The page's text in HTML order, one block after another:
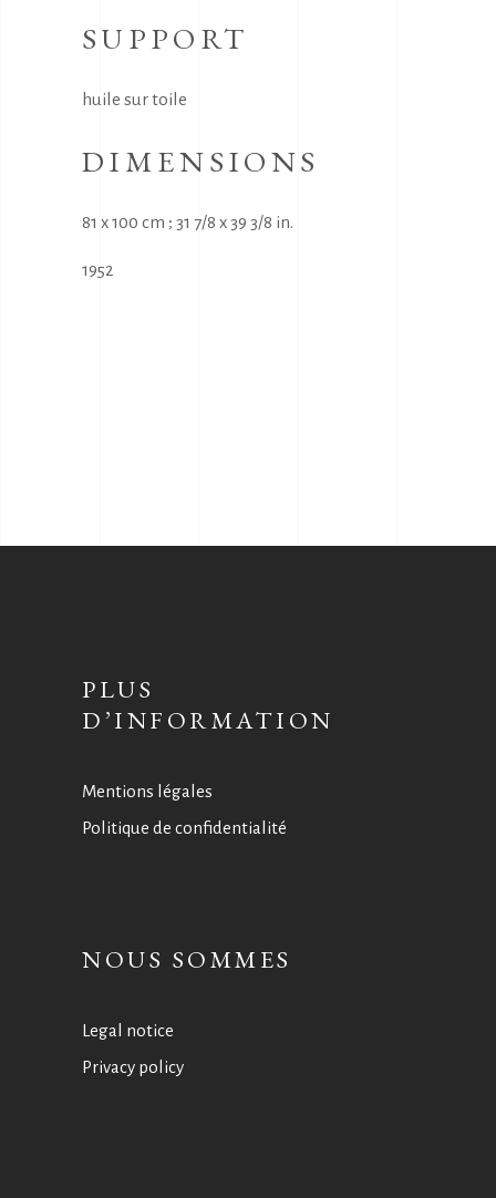
SUPPORT
huile sur toile
DIMENSIONS
81 x 100 cm ; 31 7/8 x 39 3/8 in.
1952
PLUS
D’INFORMATION
Mentions légales
Politique de confidentialité
NOUS SOMMES
Legal notice
Privacy policy